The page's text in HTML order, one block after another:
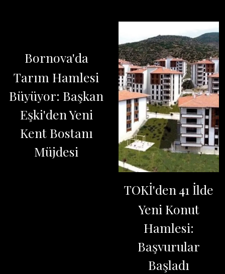
Bornova'da
Tarım Hamlesi
Büyüyor: Başkan
Eşki'den Yeni
Kent Bostanı
Müjdesi
TOKİ'den 41 İlde
Yeni Konut
Hamlesi:
Başvurular
Başladı